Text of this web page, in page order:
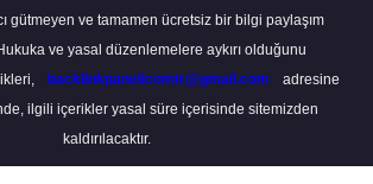
gütmeyen ve tamamen ücretsiz bir bilgi paylaşım
ve yasal düzenlemelere aykırı olduğunu
backlinkpanelicomtr@gmail.com
adresine
ilgili içerikler yasal süre içerisinde sitemizden
kaldırılacaktır.